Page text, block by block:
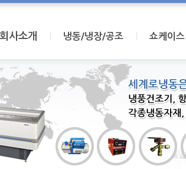
회사소개 냉동/냉장/공조 쇼케이스